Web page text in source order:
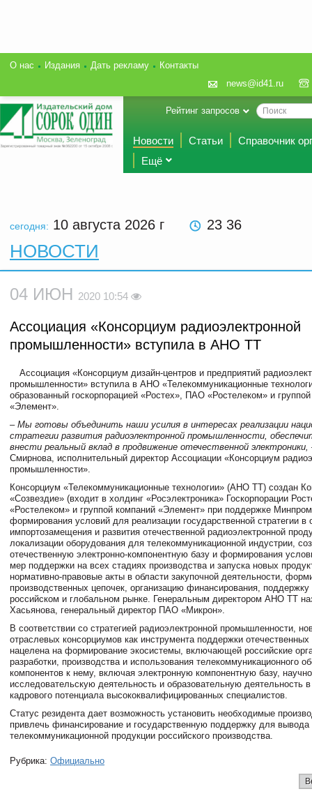
О нас Издания Дать рекламу
Контакты
news@id41.ru
Рейтинг запросов
Новости Статьи
Справочник
Ещё
сегодня: 10 августа 2026 г 23 36
НОВОСТИ
04 ИЮН 2020 10:54
Ассоциация «Консорциум радиоэлектронной
промышленности» вступила в АНО ТТ
Ассоциация «Консорциум дизайн-центров и предприятий
промышленности» вступила в АНО «Телекоммуникационные
образованный госкорпорацией «Ростех», ПАО «Ростелеком» и
«Элемент».
– Мы готовы объединить наши усилия в интересах реализации
стратегии развития радиоэлектронной промышленности,
внести реальный вклад в продвижение отечественной электроники,
Смирнова, исполнительный директор Ассоциации «Консорциум
промышленности».
Консорциум «Телекоммуникационные технологии» (АНО ТТ) создан
«Созвездие» (входит в холдинг «Росэлектроника» Госкорпорации
«Ростелеком» и группой компаний «Элемент» при поддержке
формирования условий для реализации государственной стратегии в
импортозамещения и развития отечественной радиоэлектронной
локализации оборудования для телекоммуникационной индустрии,
отечественную электронно-компонентную базу и формирования
мер поддержки на всех стадиях производства и запуска новых
нормативно-правовые акты в области закупочной деятельности,
производственных цепочек, организацию финансирования,
российском и глобальном рынке. Генеральным директором АНО ТТ
Хасьянова, генеральный директор ПАО «Микрон».
В соответствии со стратегией радиоэлектронной промышленности,
отраслевых консорциумов как инструмента поддержки отечественных
нацелена на формирование экосистемы, включающей российские
разработки, производства и использования телекоммуникационного
компонентов к нему, включая электронную компонентную базу,
исследовательскую деятельность и образовательную деятельность в
кадрового потенциала высококвалифицированных специалистов.
Статус резидента дает возможность установить необходимые
привлечь финансирование и государственную поддержку для вывода
телекоммуникационной продукции российского производства.
Рубрика: Официально